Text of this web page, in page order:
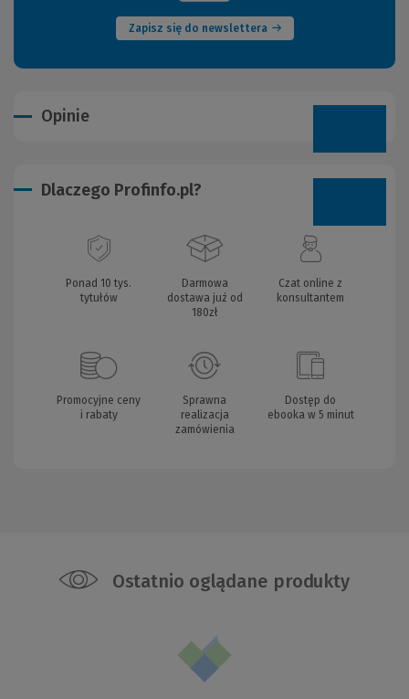
Zapisz się do newslettera
Opinie
Dlaczego Profinfo.pl?
Ponad 10 tys.
tytułów
Darmowa
dostawa już od
180zł
Czat online z
konsultantem
Promocyjne ceny
i rabaty
Sprawna
realizacja
zamówienia
Dostęp do
ebooka w 5 minut
Ostatnio oglądane produkty